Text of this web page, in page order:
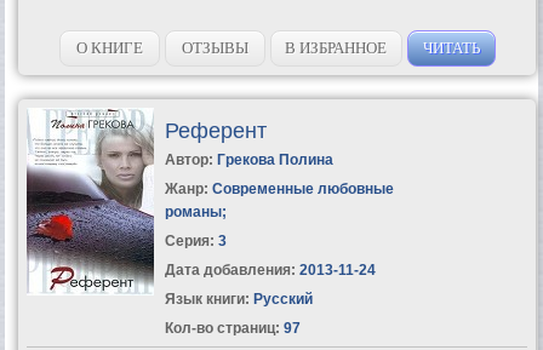
О КНИГЕ ОТЗЫВЫ В ИЗБРАННОЕ ЧИТАТЬ
Референт
Автор: Грекова Полина
Жанр: Современные любовные
романы;
Серия: 3
Дата добавления: 2013-11-24
Язык книги: Русский
Кол-во страниц: 97